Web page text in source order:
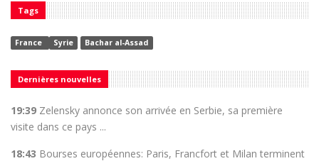
Tags
France Syrie Bachar al-Assad
Dernières nouvelles
19:39 Zelensky annonce son arrivée en Serbie, sa première
visite dans ce pays ...
18:43 Bourses européennes: Paris, Francfort et Milan terminent